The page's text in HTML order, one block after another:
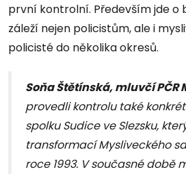
první kontrolní. Především jde o
záleží nejen policistům, ale i
policisté do několika okresů.
Soňa Štětínská, mluvčí PČR
provedli kontrolu také
spolku Sudice ve Slezsku,
transformací Mysliveckého
roce 1993. V současné době